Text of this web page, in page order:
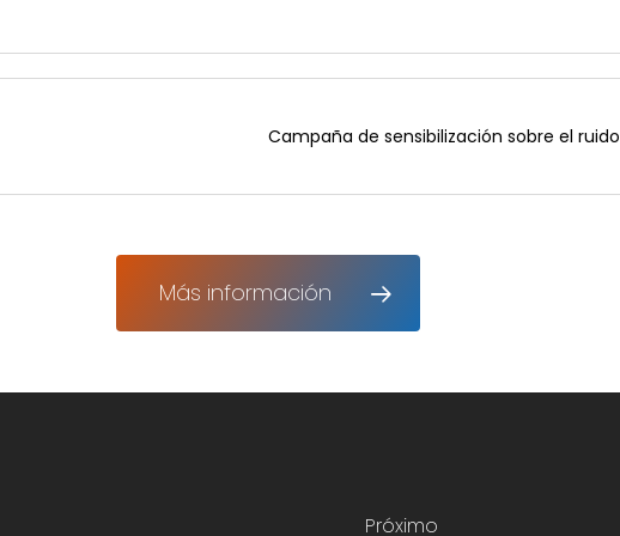
Campaña de sensibilización sobre el ruido
Más información
Próximo